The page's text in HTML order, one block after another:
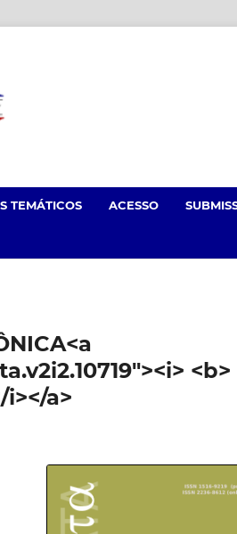
TEMÁTICOS ACESSO
<b>
a>